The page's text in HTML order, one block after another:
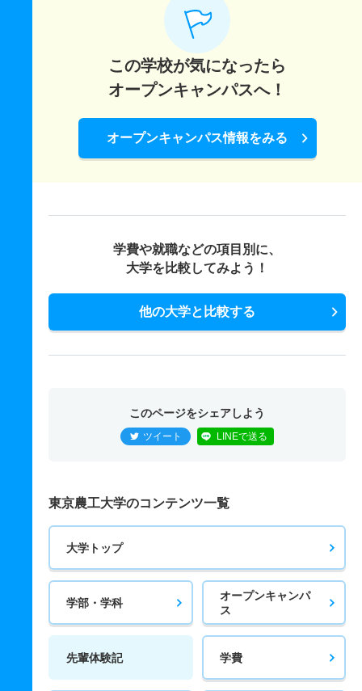
この学校が気になったら
オープンキャンパスへ！
オープンキャンパス情報をみる
学費や就職などの項目別に、
大学を比較してみよう！
他の大学と比較する
このページをシェアしよう
ツイート LINEで送る
東京農工大学のコンテンツ一覧
大学トップ
学部・学科
オープンキャンパ
ス
先輩体験記 学費